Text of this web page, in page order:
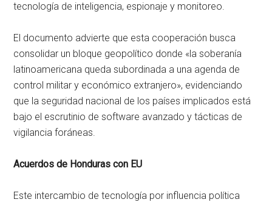
tecnología de inteligencia, espionaje y monitoreo.
El documento advierte que esta cooperación busca
consolidar un bloque geopolítico donde «la soberanía
latinoamericana queda subordinada a una agenda de
control militar y económico extranjero», evidenciando
que la seguridad nacional de los países implicados está
bajo el escrutinio de software avanzado y tácticas de
vigilancia foráneas.
Acuerdos de Honduras con EU
Este intercambio de tecnología por influencia política